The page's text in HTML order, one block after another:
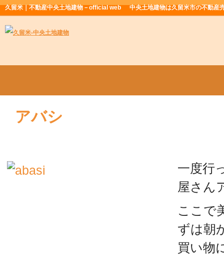
久留米｜不動産中央土地建物－official web 中央土地建物は久留米市の不動産
アバシ
一度行
屋さん
ここで
ずは朝
買い物